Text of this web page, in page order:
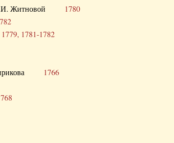
А.И. Житновой 1780
1779, 1781-1782
1766